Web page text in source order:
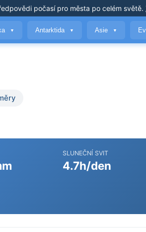
počasípro města po celém světě.
▼ Antarktida ▼ Asie ▼
SLUNEČNÍ SVIT
4.7h/den